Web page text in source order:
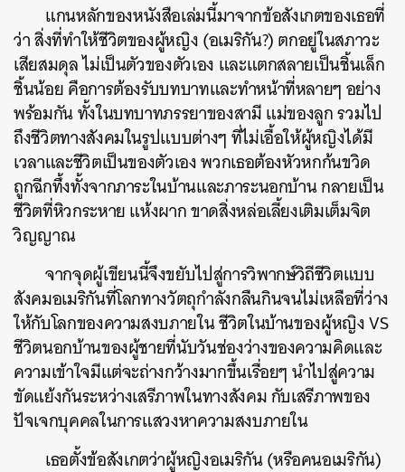
แกนหลักของหนังสือเล่มนี้มาจากข้อสังเกตของเธอที่
ว่า สิ่งที่ทำให้ชีวิตของผู้หญิง (อเมริกัน?) ตกอยู่ในสภาวะ
เสียสมดุล ไม่เป็นตัวของตัวเอง และแตกสลายเป็นชิ้นเล็ก
ชิ้นน้อย คือการต้องรับบทบาทและทำหน้าที่หลายๆ อย่าง
พร้อมกัน ทั้งในบทบาทภรรยาของสามี แม่ของลูก รวมไป
ถึงชีวิตทางสังคมในรูปแบบต่างๆ ที่ไม่เอื้อให้ผู้หญิงได้มี
เวลาและชีวิตเป็นของตัวเอง พวกเธอต้องหัวหกก้นขวิด
ถูกฉีกทึ้งทั้งจากภาระในบ้านและภาระนอกบ้าน กลายเป็น
ชีวิตที่หิวกระหาย แห้งผาก ขาดสิ่งหล่อเลี้ยงเติมเต็มจิต
วิญญาณ
จากจุดผู้เขียนนี้จึงขยับไปสู่การวิพากษ์วิถีชีวิตแบบ
สังคมอเมริกันที่โลกทางวัตถุกำลังกลืนกินจนไม่เหลือที่ว่าง
ให้กับโลกของความสงบภายใน ชีวิตในบ้านของผู้หญิง VS
ชีวิตนอกบ้านของผู้ชายที่นับวันช่องว่างของความคิดและ
ความเข้าใจมีแต่จะถ่างกว้างมากขึ้นเรื่อยๆ นำไปสู่ความ
ขัดแย้งกันระหว่างเสรีภาพในทางสังคม กับเสรีภาพของ
ปัจเจกบุคคลในการแสวงหาความสงบภายใน
เธอตั้งข้อสังเกตว่าผู้หญิงอเมริกัน (หรือคนอเมริกัน)